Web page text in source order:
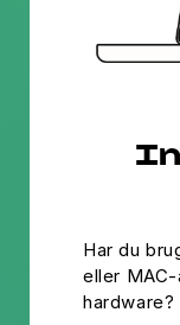
Har du
eller
hardware?